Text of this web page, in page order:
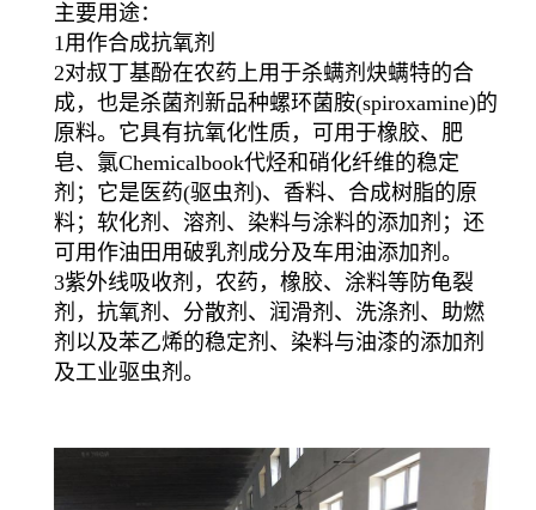
主要用途：
1用作合成抗氧剂
2对叔丁基酚在农药上用于杀螨剂炔螨特的合
成，也是杀菌剂新品种螺环菌胺(spiroxamine)的
原料。它具有抗氧化性质，可用于橡胶、肥
皂、氯Chemicalbook代烃和硝化纤维的稳定
剂；它是医药(驱虫剂)、香料、合成树脂的原
料；软化剂、溶剂、染料与涂料的添加剂；还
可用作油田用破乳剂成分及车用油添加剂。
3紫外线吸收剂，农药，橡胶、涂料等防龟裂
剂，抗氧剂、分散剂、润滑剂、洗涤剂、助燃
剂以及苯乙烯的稳定剂、染料与油漆的添加剂
及工业驱虫剂。